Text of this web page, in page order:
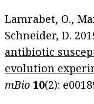
Lamrabet, O.,
Schneider, D.
antibiotic
evolution
mBio 10(2):